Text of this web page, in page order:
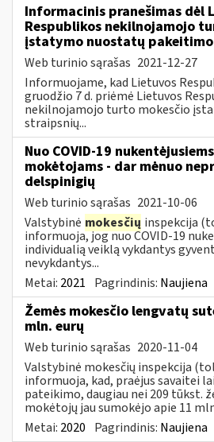
Informacinis pranešimas dėl
Respublikos nekilnojamojo
įstatymo nuostatų pakeitimo
Web turinio sąrašas 2021-12-27
Informuojame, kad Lietuvos
gruodžio 7 d. priėmė Lietuvos
nekilnojamojo turto mokesčio
straipsnių...
Nuo COVID-19 nukentėjusiems
mokėtojams - dar mėnuo
delspinigių
Web turinio sąrašas 2021-10-06
Valstybinė mokesčių inspekcija
informuoja, jog nuo COVID-19
individualią veiklą vykdantys
nevykdantys...
Metai: 2021 Pagrindinis: Naujiena
Žemės mokesčio lengvatų
mln. eurų
Web turinio sąrašas 2020-11-04
Valstybinė mokesčių inspekcija
informuoja, kad, praėjus savaitei
pateikimo, daugiau nei 209 tūkst.
mokėtojų jau sumokėjo apie 11
Metai: 2020 Pagrindinis: Naujiena